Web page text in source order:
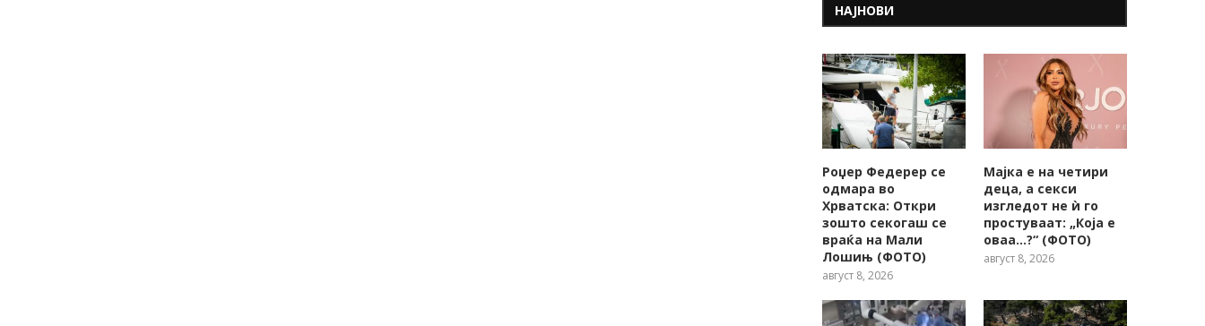
НАЈНОВИ
Роџер Федерер се
одмара во
Хрватска: Откри
зошто секогаш се
враќа на Мали
Лошињ (ФОТО)
август 8, 2026
Мајка е на четири
деца, а секси
изгледот не ѝ го
простуваат: „Која е
оваа…?“ (ФОТО)
август 8, 2026